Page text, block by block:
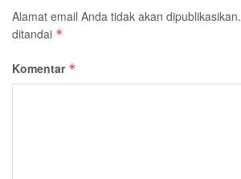
Alamat email Anda tidak akan dipublikasikan.
ditandai *
Komentar *